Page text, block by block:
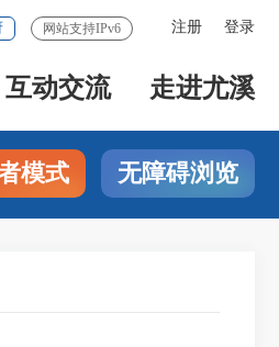
注册 登录
网站支持IPv6
互动交流 走进尤溪
模式 无障碍浏览